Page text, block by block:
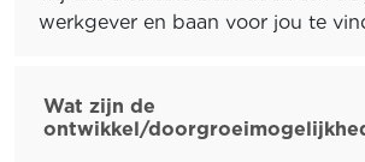
werkgever en baan voor jou te
Wat zijn de
ontwikkel/